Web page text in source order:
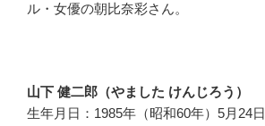
ル・女優の朝比奈彩さん。
山下 健二郎（やました けんじろう）
生年月日：1985年（昭和60年）5月24日